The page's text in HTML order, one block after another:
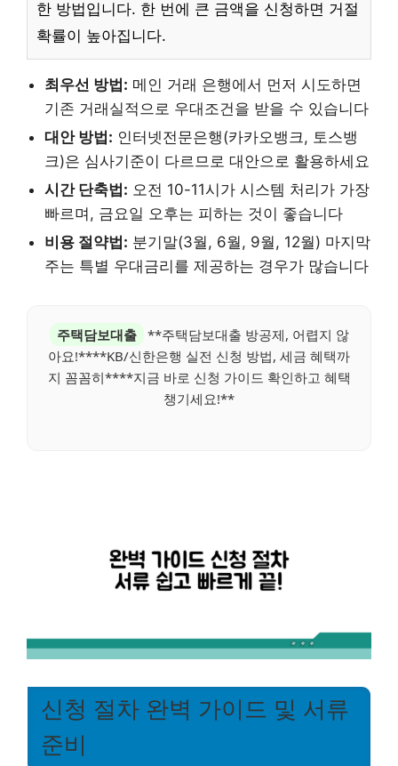
한 방법입니다. 한 번에 큰 금액을 신청하면 거절
확률이 높아집니다.
최우선 방법: 메인 거래 은행에서 먼저 시도하면
기존 거래실적으로 우대조건을 받을 수 있습니다
대안 방법: 인터넷전문은행(카카오뱅크, 토스뱅
크)은 심사기준이 다르므로 대안으로 활용하세요
시간 단축법: 오전 10-11시가 시스템 처리가 가장
빠르며, 금요일 오후는 피하는 것이 좋습니다
비용 절약법: 분기말(3월, 6월, 9월, 12월) 마지막
주는 특별 우대금리를 제공하는 경우가 많습니다
주택담보대출
**주택담보대출 방공제, 어렵지 않
아요!****KB/신한은행 실전 신청 방법, 세금 혜택까
지 꼼꼼히****지금 바로 신청 가이드 확인하고 혜택
챙기세요!**
신청 절차 완벽 가이드 및 서류
준비